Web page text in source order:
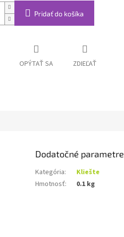
Pridať do košíka
OPÝTAŤ SA ZDIEĽAŤ
Dodatočné parametre
Kategória:
Kliešte
Hmotnosť: 0.1 kg